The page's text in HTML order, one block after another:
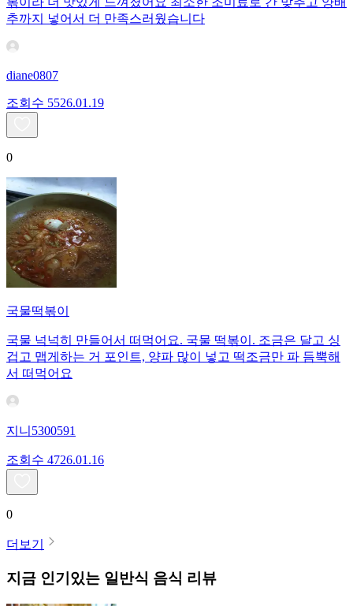
추까지 넣어서 더 만족스러웠습니다
diane0807
조회수 5526.01.19
0
국물떡볶이
국물 넉넉히 만들어서 떠먹어요. 국물 떡볶이. 조금은 달고 싱
겁고 맵게하는 거 포인트, 양파 많이 넣고 떡조금만 파 듬뿍해
서 떠먹어요
지니5300591
조회수 4726.01.16
0
더보기
지금 인기있는 일반식 음식 리뷰